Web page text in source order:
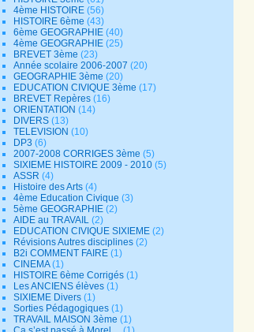
4ème HISTOIRE (56)
HISTOIRE 6ème (43)
6ème GEOGRAPHIE (40)
4ème GEOGRAPHIE (25)
BREVET 3ème (23)
Année scolaire 2006-2007 (20)
GEOGRAPHIE 3ème (20)
EDUCATION CIVIQUE 3ème (17)
BREVET Repères (16)
ORIENTATION (14)
DIVERS (13)
TELEVISION (10)
DP3 (6)
2007-2008 CORRIGES 3ème (5)
SIXIEME HISTOIRE 2009 - 2010 (5)
ASSR (4)
Histoire des Arts (4)
4ème Education Civique (3)
5ème GEOGRAPHIE (2)
AIDE au TRAVAIL (2)
EDUCATION CIVIQUE SIXIEME (2)
Révisions Autres disciplines (2)
B2i COMMENT FAIRE (1)
CINEMA(1)
HISTOIRE 6ème Corrigés (1)
Les ANCIENS élèves (1)
SIXIEME Divers (1)
Sorties Pédagogiques (1)
TRAVAIL MAISON 3ème (1)